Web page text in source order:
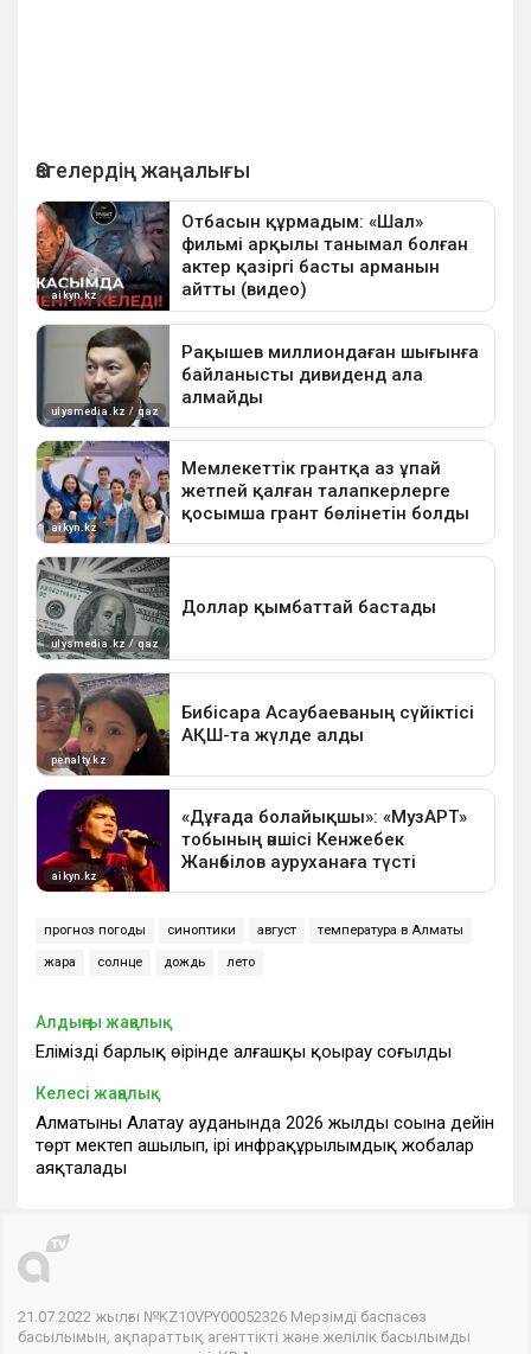
прогноз погоды синоптики август температура в Алматы
жара солнце дождь лето
Алдыңғы жаңалық
Еліміздің барлық өңірінде алғашқы қоңырау соғылды
Келесі жаңалық
Алматының Алатау ауданында 2026 жылдың соңына дейін
төрт мектеп ашылып, ірі инфрақұрылымдық жобалар
аяқталады
21.07.2022 жылғы №KZ10VPY00052326 Мерзімді баспасөз
басылымын, ақпараттық агенттікті және желілік басылымды